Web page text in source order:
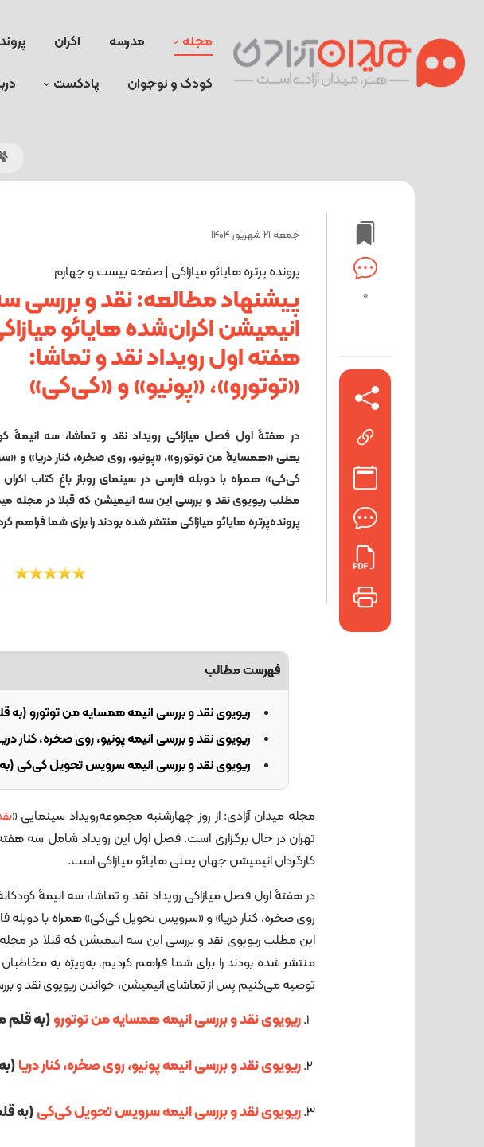
مجله مدرسه اکران
کودک و نوجوان پادکست
0
جمعه 21 شهریور 1404
پرونده پرتره هایائو میازاکی | صفحه بیست و چهارم
پیشنهاد مطالعه: نقد و بررسی
انیمیشن اکران‌شده هایائو
هفته اول رویداد نقد و تماشا:
«توتورو»، «پونیو» و «کی‌کی»
در هفتۀ اول فصل میازاکی رویداد نقد و تماشا، سه انیمۀ
یعنی «همسایۀ من توتورو»، «پونیو، روی صخره، کنار دریا» و
کی‌کی» همراه با دوبله فارسی در سینمای روباز باغ کتاب
مطلب ریویوی نقد و بررسی این سه انیمیشن که قبلا در مجله
پرونده‌پرتره هایائو میازاکی منتشر شده بودند را برای شما فراهم
فهرست مطالب
ریویوی نقد و بررسی انیمه همسایه من توتورو (به
ریویوی نقد و بررسی انیمه پونیو، روی صخره، کنار
ریویوی نقد و بررسی انیمه سرویس تحویل کی‌کی
مجله میدان آزادی: از روز چهارشنبه مجموعه‌رویداد سینمایی «
تهران در حال برگزاری است. فصل اول این رویداد شامل سه
کارگردان انیمیشن جهان یعنی هایائو میازاکی است.
در هفتۀ اول فصل میازاکی رویداد نقد و تماشا، سه انیمۀ
روی صخره، کنار دریا» و «سرویس تحویل کی‌کی» همراه با دوبله
این مطلب ریویوی نقد و بررسی این سه انیمیشن که قبلا در مجله
منتشر شده بودند را برای شما فراهم کردیم. به‌ویژه به
توصیه می‌کنیم پس از تماشای انیمیشن، خواندن ریویوی نقد و
ریویوی نقد و بررسی انیمه همسایه من توتورو(به قلم
ریویوی نقد و بررسی انیمه پونیو، روی صخره، کنار دریا
ریویوی نقد و بررسی انیمه سرویس تحویل کی‌کی(به